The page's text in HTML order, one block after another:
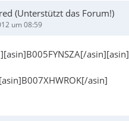
(Unterstützt das Forum!)
um 08:59
asin]